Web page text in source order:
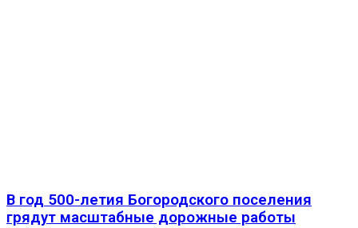
В год 500-летия Богородского поселения
грядут масштабные дорожные работы